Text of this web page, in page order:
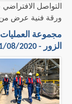
التواصل الافتراضي
ورقة فنية عرض من
مجموعة
الزور - 31/08/2020